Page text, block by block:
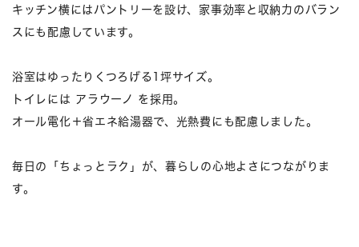
キッチン横にはパントリーを設け、家事効率と収納力のバラン
スにも配慮しています。
浴室はゆったりくつろげる1坪サイズ。
トイレには アラウーノ を採用。
オール電化＋省エネ給湯器で、光熱費にも配慮しました。
毎日の「ちょっとラク」が、暮らしの心地よさにつながりま
す。